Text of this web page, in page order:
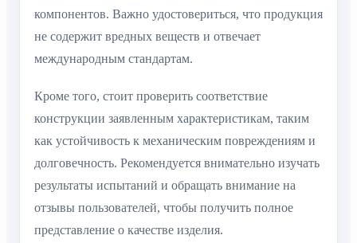
компонентов. Важно удостовериться, что продукция
не содержит вредных веществ и отвечает
международным стандартам.
Кроме того, стоит проверить соответствие
конструкции заявленным характеристикам, таким
как устойчивость к механическим повреждениям и
долговечность. Рекомендуется внимательно изучать
результаты испытаний и обращать внимание на
отзывы пользователей, чтобы получить полное
представление о качестве изделия.